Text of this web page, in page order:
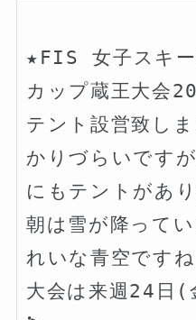
★FIS 女子スキー
カップ蔵王大会
テント設営致し
かりづらいです
にもテントがあ
朝は雪が降って
れいな青空ですね
大会は来週24日(